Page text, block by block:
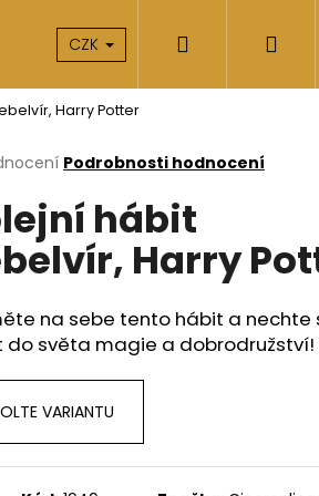
O nás
CZK
Harry Potter
Podrobnosti hodnocení
hábit
Harry
na sebe tento hábit a nechte
do světa magie a dobrodružství!
VARIANTU